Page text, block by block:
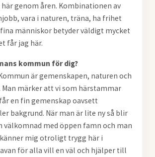
genom åren. Kombinationen av
vara i naturen, träna, ha frihet
människor betyder väldigt mycket
får jag här.
kommun för dig?
är gemenskapen, naturen och
märker att vi som härstammar
en fin gemenskap oavsett
bakgrund. När man är lite ny så blir
välkomnad med öppen famn och man
mig otroligt trygg här i
för alla vill en väl och hjälper till